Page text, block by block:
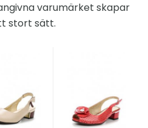
varumärket skapar
stort sätt.